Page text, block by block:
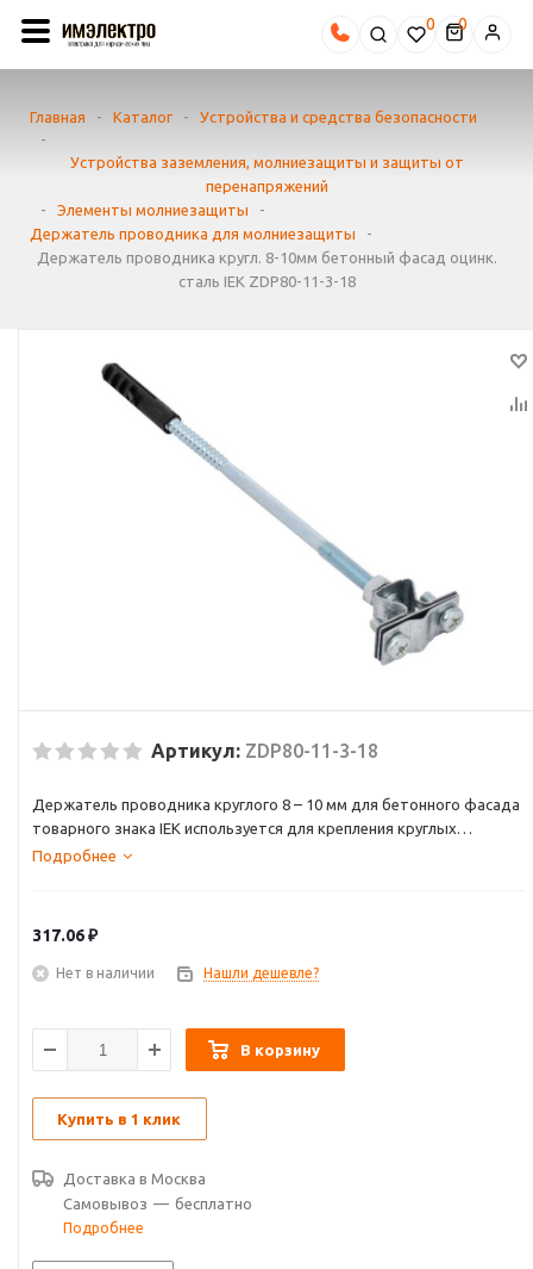
0
Главная - Каталог -
Устройства и средства безопасности
-
Устройства заземления, молниезащиты и защиты от
перенапряжений
-
Элементы молниезащиты
-
Держатель проводника для молниезащиты
-
Держатель проводника кругл. 8-10мм бетонный фасад оцинк.
сталь IEK ZDP80-11-3-18
Артикул: ZDP80-11-3-18
Держатель проводника круглого 8 – 10 мм для бетонного фасада
товарного знака IEK используется для крепления круглых
проводников на бетонном фасаде здания. Держатель выполнен
Подробнее
317.06₽
Нет в наличии Нашли дешевле?
В корзину
Купить в 1 клик
Доставка в Москва
Самовывоз — бесплатно
Подробнее